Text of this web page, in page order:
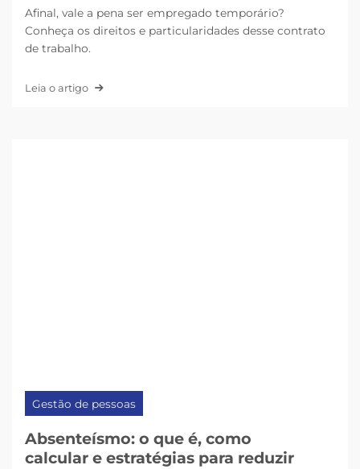
Afinal, vale a pena ser empregado temporário?
Conheça os direitos e particularidades desse contrato
de trabalho.
Leia o artigo
Gestão de pessoas
Absenteísmo: o que é, como
calcular e estratégias para reduzir